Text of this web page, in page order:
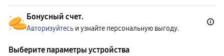
Бонусный счет.
Авторизуйтесь и узнайте персональную выгоду.
Выберите параметры устройства